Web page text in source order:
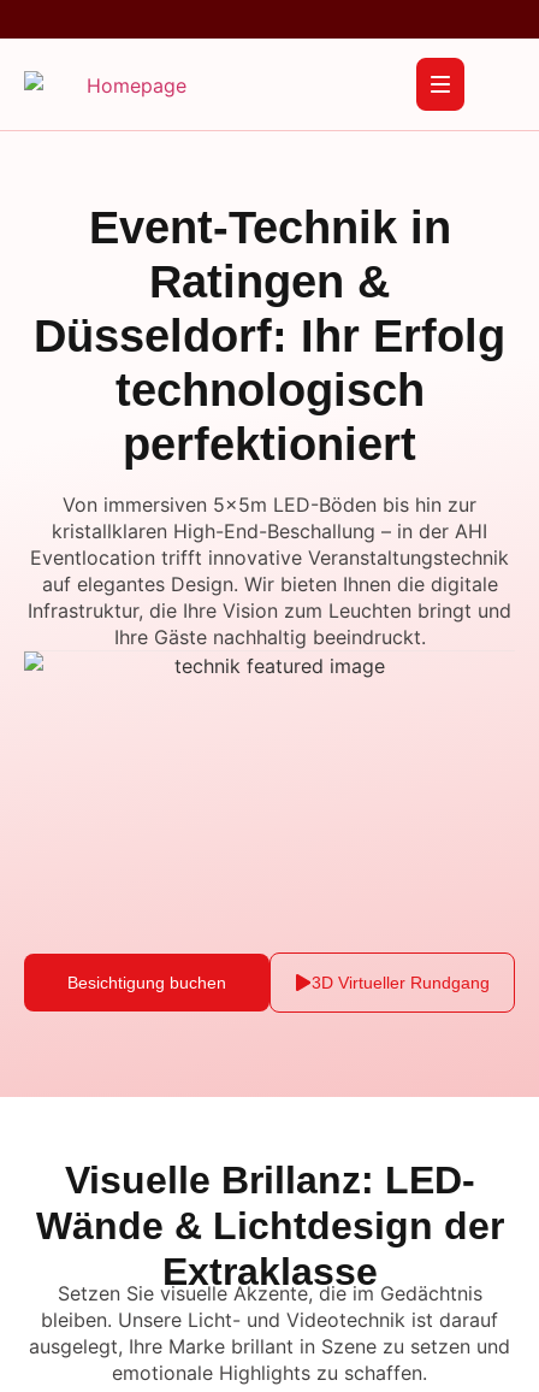
Event-Technik in
Ratingen &
Düsseldorf: Ihr Erfolg
technologisch
perfektioniert
Von immersiven 5x5m LED-Böden bis hin zur
kristallklaren High-End-Beschallung – in der AHI
Eventlocation trifft innovative Veranstaltungstechnik
auf elegantes Design. Wir bieten Ihnen die digitale
Infrastruktur, die Ihre Vision zum Leuchten bringt und
Ihre Gäste nachhaltig beeindruckt.
Besichtigung buchen 3D Virtueller Rundgang
Visuelle Brillanz: LED-
Wände & Lichtdesign der
Extraklasse
Setzen Sie visuelle Akzente, die im Gedächtnis
bleiben. Unsere Licht- und Videotechnik ist darauf
ausgelegt, Ihre Marke brillant in Szene zu setzen und
emotionale Highlights zu schaffen.